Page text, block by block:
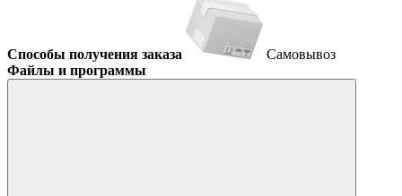
Способы получения заказа
Самовывоз
Файлы и программы